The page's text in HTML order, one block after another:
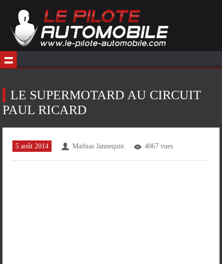
LE SUPERMOTARD AU CIRCUIT
PAUL RICARD
5 août 2014 Mathias Jannequin 4067 vues